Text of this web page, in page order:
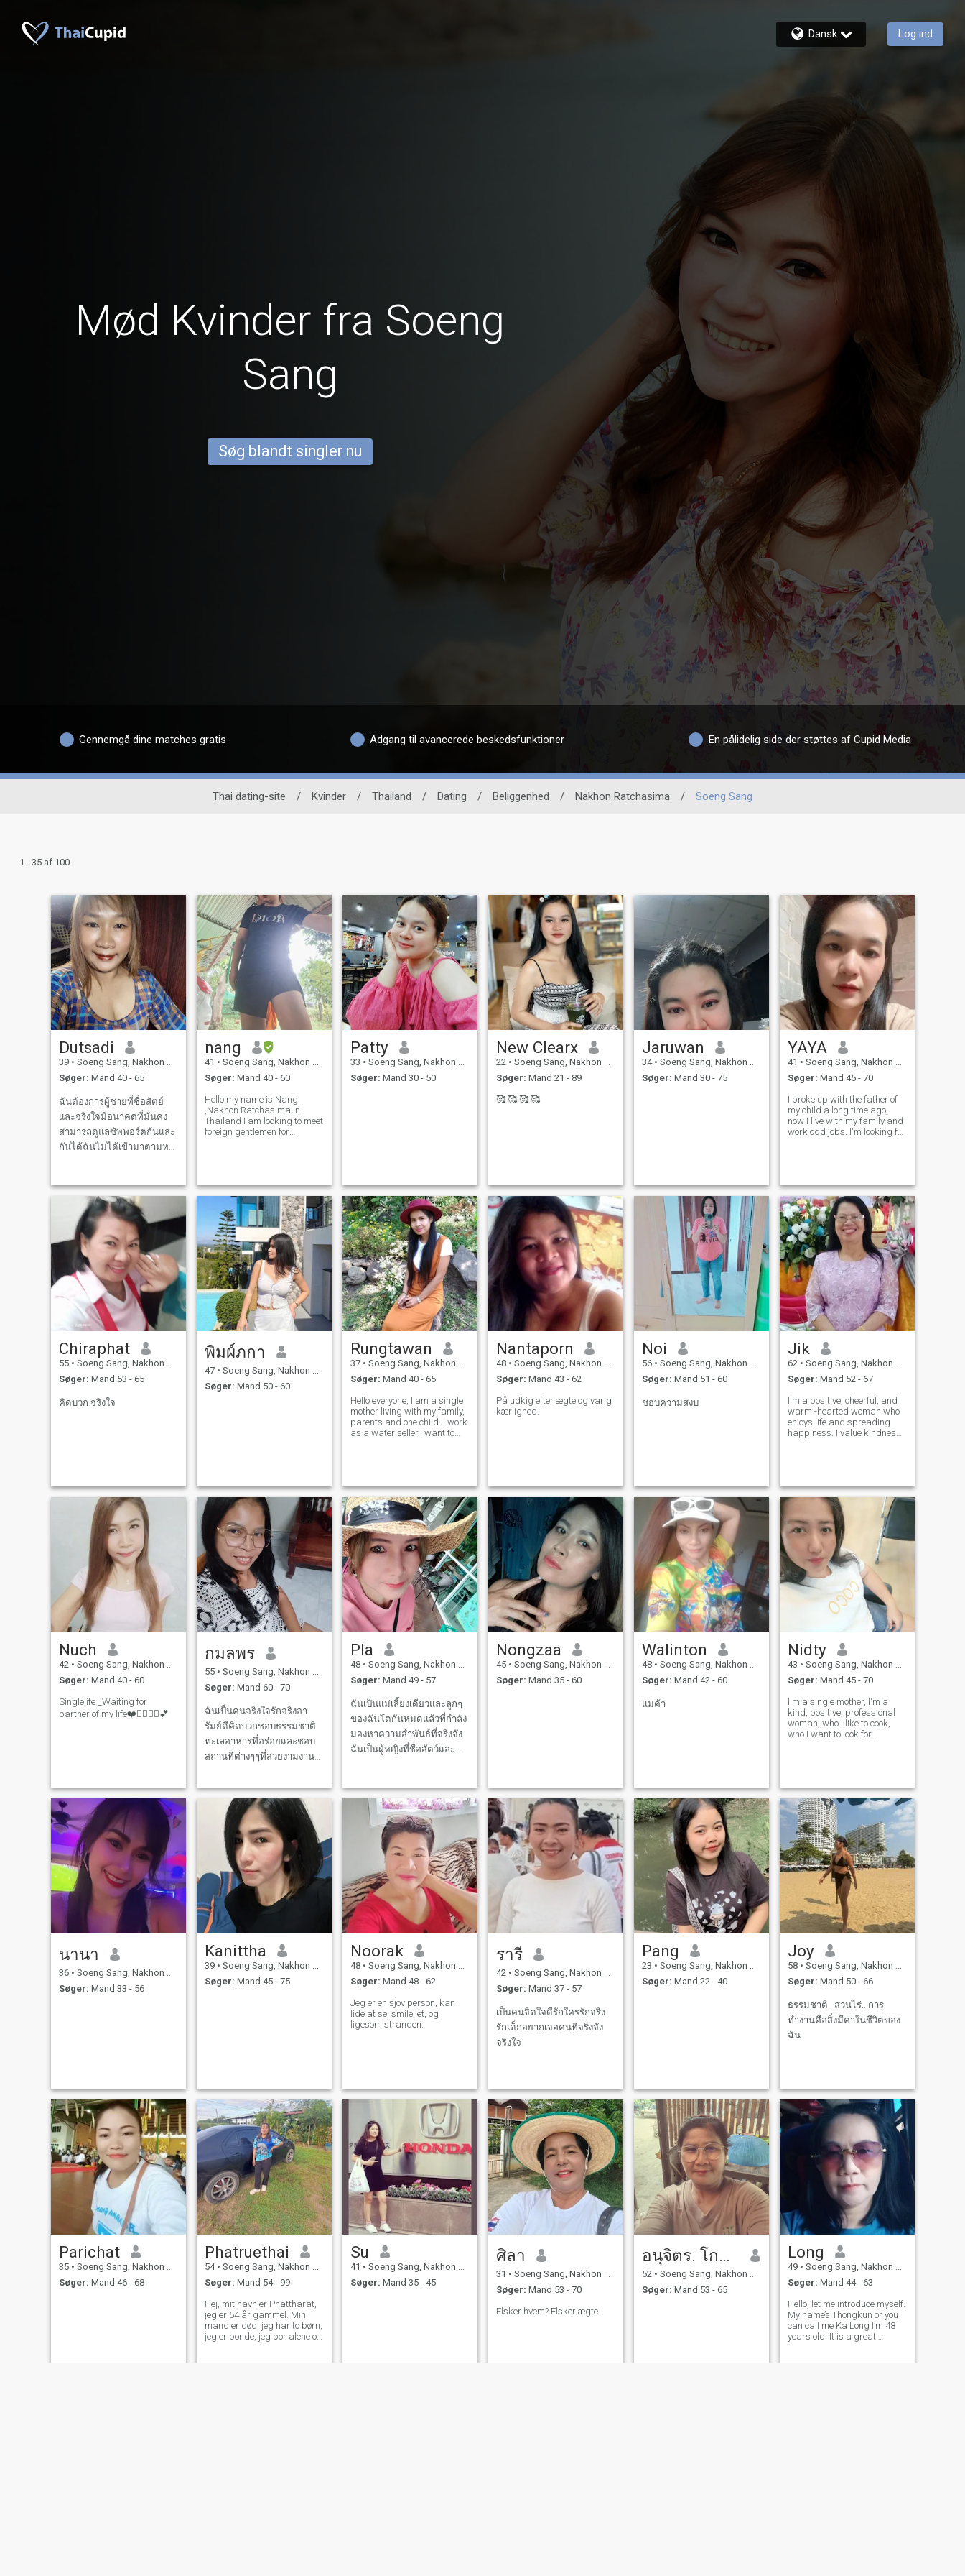
Dansk Log ind
Mød Kvinder fra Soeng
Sang
Søg blandt singler nu
Gennemgå dine matches gratis Adgang til avancerede beskedsfunktioner En pålidelig side der støttes af Cupid Media
Thai dating-site / Kvinder / Thailand / Dating / Beliggenhed / Nakhon Ratchasima / Soeng Sang
1 - 35 af 100
Dutsadi
39 • Soeng Sang, Nakhon Ratchasima, Thailand
Søger: Mand 40 - 65
ฉันต้องการผู้ชายที่ซื่อสัตย์
และจริงใจมีอนาคตที่มั่นคง
สามารถดูแลซัพพอร์ตกันและ
กันได้ฉันไม่ได้เข้ามาตามหา
ตัวเองได้ถึงฉันจะเป็นแม่เลี้ยง
เดี่ยวแต่ฉันก็ไม่เคยบกพร่อง
เรื่องการดูแลครอบครัว ฉัน
เป็นผู้ห
nang
41 • Soeng Sang, Nakhon Ratchasima, Thailand
Søger: Mand 40 - 60
Hello my name is Nang
,Nakhon Ratchasima in
Thailand I am looking to meet
foreign gentlemen for
Thai woman. If you are
interested in getting to kn
Patty
33 • Soeng Sang, Nakhon Ratchasima, Thailand
Søger: Mand 30 - 50
New Clearx
22 • Soeng Sang, Nakhon Ratchasima, Thailand
Søger: Mand 21 - 89
🥰 🥰 🥰 🥰
Jaruwan
34 • Soeng Sang, Nakhon Ratchasima, Thailand
Søger: Mand 30 - 75
YAYA
41 • Soeng Sang, Nakhon Ratchasima, Thailand
Søger: Mand 45 - 70
I broke up with the father of
my child a long time ago,
now I live with my family and
work odd jobs. I'm looking for
Chiraphat
55 • Soeng Sang, Nakhon Ratchasima, Thailand
Søger: Mand 53 - 65
คิดบวก จริงใจ
พิมผ์ภกา
47 • Soeng Sang, Nakhon Ratchasima, Thailand
Søger: Mand 50 - 60
Rungtawan
37 • Soeng Sang, Nakhon Ratchasima, Thailand
Søger: Mand 40 - 65
Hello everyone, I am a single
mother living with my family,
parents and one child. I work
as a water seller.I want to
kind to me.
Nantaporn
48 • Soeng Sang, Nakhon Ratchasima, Thailand
Søger: Mand 43 - 62
På udkig efter ægte og varig
kærlighed.
Noi
56 • Soeng Sang, Nakhon Ratchasima, Thailand
Søger: Mand 51 - 60
ชอบความสงบ
Jik
62 • Soeng Sang, Nakhon Ratchasima, Thailand
Søger: Mand 52 - 67
I'm a positive, cheerful, and
warm -hearted woman who
enjoys life and spreading
happiness. I value kindness.
Nuch
42 • Soeng Sang, Nakhon Ratchasima, Thailand
Søger: Mand 40 - 60
Singlelife _Waiting for
partner of my life❤️👩‍❤️‍💋‍👨💕
กมลพร
55 • Soeng Sang, Nakhon Ratchasima, Thailand
Søger: Mand 60 - 70
ฉันเป็นคนจริงใจรักจริงอา
รัมย์ดีคิดบวกชอบธรรมชาติ
ทะเลอาหารที่อร่อยและชอบ
สถานที่ต่างๆๆที่สวยงามงาน
เวลาว่างฉันชอบออกกําลังกาย
ฉันเป็นผู้หญิงบ้านๆๆฉันหวังว่า
จะได้พบคุณที่นี่
Pla
48 • Soeng Sang, Nakhon Ratchasima, Thailand
Søger: Mand 49 - 57
ฉันเป็นแม่เลี้ยงเดียวและลูกๆ
ของฉันโตกันหมดแล้วที่กำลัง
มองหาความสำพันธ์ที่จริงจัง
ฉันเป็นผู้หญิงที่ชื่อสัตว์และ
Nongzaa
45 • Soeng Sang, Nakhon Ratchasima, Thailand
Søger: Mand 35 - 60
Walinton
48 • Soeng Sang, Nakhon Ratchasima, Thailand
Søger: Mand 42 - 60
แม่ค้า
Nidty
43 • Soeng Sang, Nakhon Ratchasima, Thailand
Søger: Mand 45 - 70
I'm a single mother, I'm a
kind, positive, professional
woman, who I like to cook,
who I want to look for.
Ready, we can say hi. We're
not here
นานา
36 • Soeng Sang, Nakhon Ratchasima, Thailand
Søger: Mand 33 - 56
Kanittha
39 • Soeng Sang, Nakhon Ratchasima, Thailand
Søger: Mand 45 - 75
Noorak
48 • Soeng Sang, Nakhon Ratchasima, Thailand
Søger: Mand 48 - 62
Jeg er en sjov person, kan
lide at se, smile let, og
ligesom stranden.
รารี
42 • Soeng Sang, Nakhon Ratchasima, Thailand
Søger: Mand 37 - 57
เป็นคนจิตใจดีรักใครรักจริง
รักเด็กอยากเจอคนที่จริงจัง
จริงใจ
Pang
23 • Soeng Sang, Nakhon Ratchasima, Thailand
Søger: Mand 22 - 40
Joy
58 • Soeng Sang, Nakhon Ratchasima, Thailand
Søger: Mand 50 - 66
ธรรมชาติ.. สวนไร่.. การ
ทำงานคือสิ่งมีค่าในชีวิตของ
ฉัน
Parichat
35 • Soeng Sang, Nakhon Ratchasima, Thailand
Søger: Mand 46 - 68
Phatruethai
54 • Soeng Sang, Nakhon Ratchasima, Thailand
Søger: Mand 54 - 99
Hej, mit navn er Phattharat,
jeg er 54 år gammel. Min
mand er død, jeg har to børn,
jeg er bonde, jeg bor alene og
Su
41 • Soeng Sang, Nakhon Ratchasima, Thailand
Søger: Mand 35 - 45
ศิลา
31 • Soeng Sang, Nakhon Ratchasima, Thailand
Søger: Mand 53 - 70
Elsker hvem? Elsker ægte.
อนุจิตร. โกมุทกลาง
52 • Soeng Sang, Nakhon Ratchasima, Thailand
Søger: Mand 53 - 65
Long
49 • Soeng Sang, Nakhon Ratchasima, Thailand
Søger: Mand 44 - 63
Hello, let me introduce myself.
My name’s Thongkun or you
can call me Ka Long I’m 48
years old. It is a great